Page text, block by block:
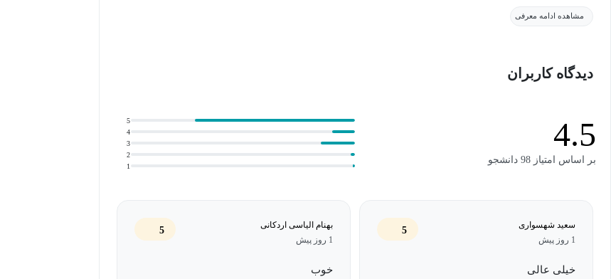
اگر می‌خواهید پایه گرامر خود را تقویت کنید و با دید روشن‌تری سراغ مباحث پیچیده‌تر گرامر بروید، این دوره
مشاهده ادامه معرفی
دیدگاه کاربران
4.5
بر اساس امتیاز 98 دانشجو
1
2
3
4
5
سعید شهسواری
1 روز پیش
5
خیلی عالی
بهنام الیاسی اردکانی
1 روز پیش
5
خوب